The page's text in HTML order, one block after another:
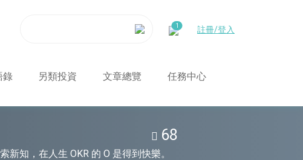
註冊/登入
錄 另類投資 文章總覽 任務中心
68
新知，在人生 OKR 的 O 是得到快樂。